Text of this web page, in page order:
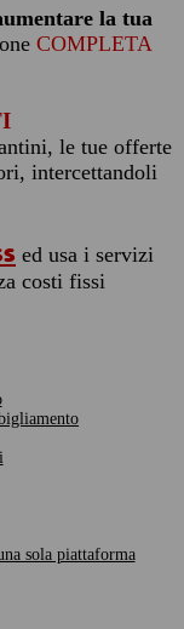
la tua
COMPLETA
le tue offerte
intercettandoli
ed usa i servizi
costi fissi
sola piattaforma